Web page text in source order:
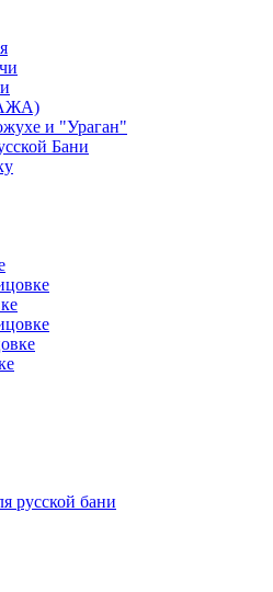
и "Ураган"
Бани
русской бани